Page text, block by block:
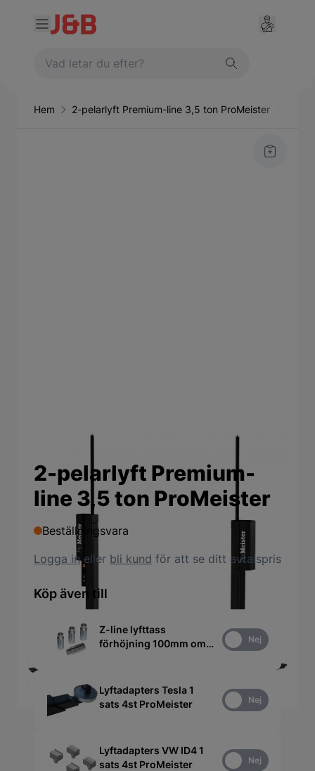
Hem 2-pelarlyft Premium-line 3,5 ton ProMeister
2-pelarlyft Premium-
line 3,5 ton ProMeister
Beställningsvara
Logga ineller bli kund för att se ditt avtalspris
Köp även till
Z-line lyfttass
förhöjning 100mm om
Nej
Lyftadapters Tesla 1
sats 4st ProMeister
Nej
Lyftadapters VW ID4 1
sats 4st ProMeister
Nej